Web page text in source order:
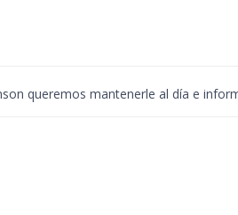
queremos mantenerle al día e